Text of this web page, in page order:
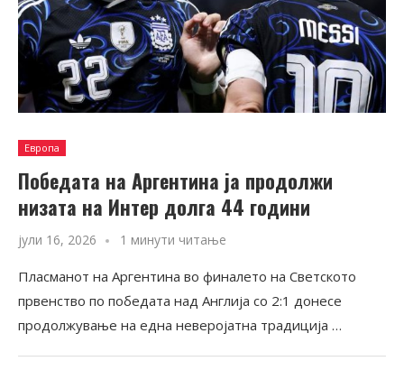
Европа
Победата на Аргентина ја продолжи
низата на Интер долга 44 години
јули 16, 2026 1 минути читање
Пласманот на Аргентина во финалето на Светското
првенство по победата над Англија со 2:1 донесе
продолжување на една неверојатна традиција …